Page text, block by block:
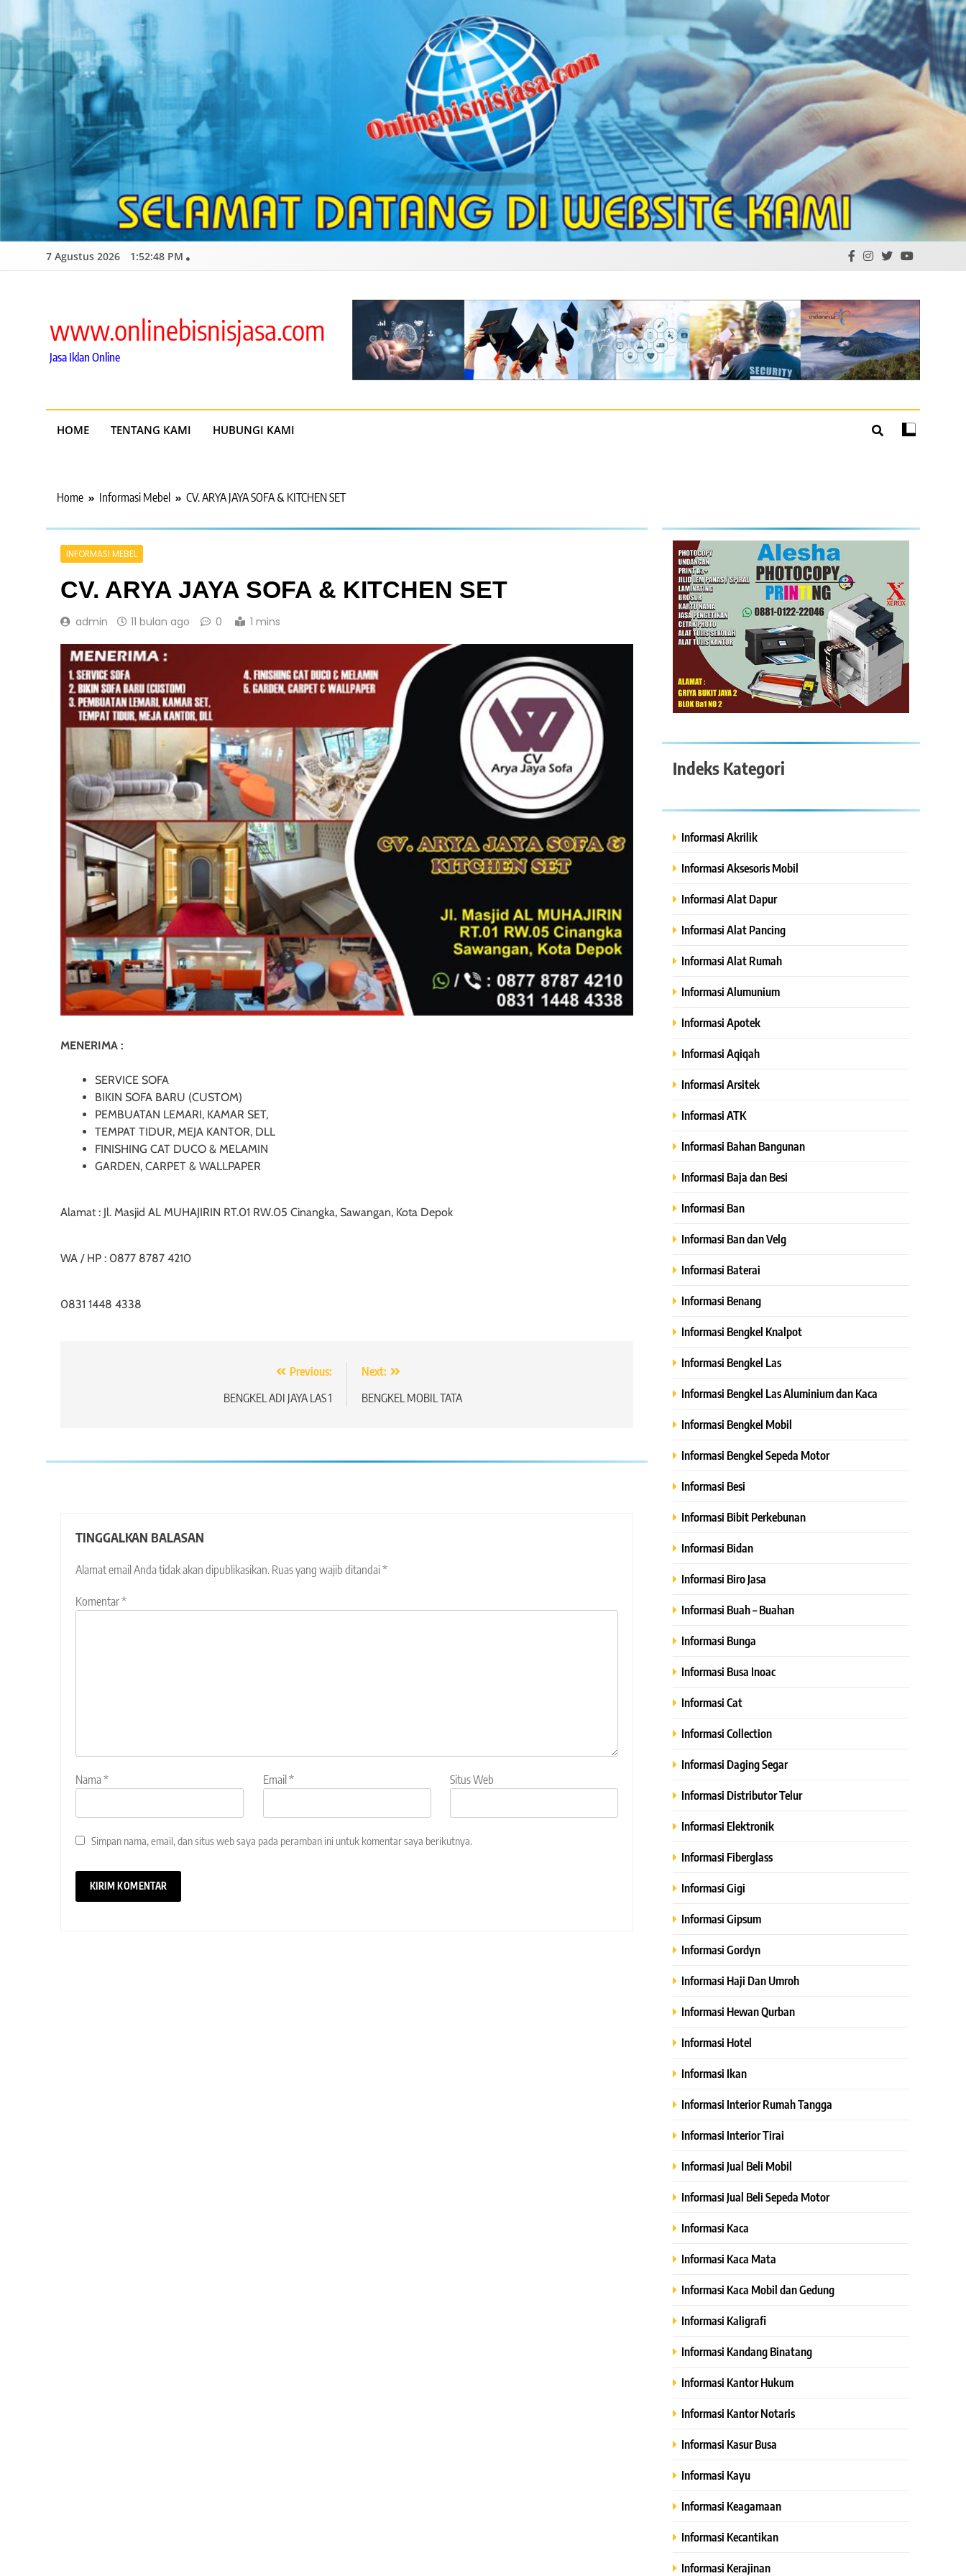
content
7 Agustus 2026 1:52:49 PM
www.onlinebisnisjasa.com
Jasa Iklan Online
HOME TENTANG KAMI HUBUNGI KAMI
Home Informasi Mebel CV. ARYA JAYA SOFA & KITCHEN SET
INFORMASI MEBEL
CV. ARYA JAYA SOFA & KITCHEN SET
admin 11 bulan ago 0 1 mins
MENERIMA :
SERVICE SOFA
BIKIN SOFA BARU (CUSTOM)
PEMBUATAN LEMARI, KAMAR SET,
TEMPAT TIDUR, MEJA KANTOR, DLL
FINISHING CAT DUCO & MELAMIN
GARDEN, CARPET & WALLPAPER
Alamat : Jl. Masjid AL MUHAJIRIN RT.01 RW.05 Cinangka, Sawangan, Kota Depok
WA / HP : 0877 8787 4210
0831 1448 4338
Previous:
BENGKEL ADI JAYA LAS 1
Next:
BENGKEL MOBIL TATA
TINGGALKAN BALASAN
Alamat email Anda tidak akan dipublikasikan. Ruas yang wajib ditandai*
Komentar*
Nama* Email* Situs Web
Simpan nama, email, dan situs web saya pada peramban ini untuk komentar saya berikutnya.
Indeks Kategori
Informasi Akrilik
Informasi Aksesoris Mobil
Informasi Alat Dapur
Informasi Alat Pancing
Informasi Alat Rumah
Informasi Alumunium
Informasi Apotek
Informasi Aqiqah
Informasi Arsitek
Informasi ATK
Informasi Bahan Bangunan
Informasi Baja dan Besi
Informasi Ban
Informasi Ban dan Velg
Informasi Baterai
Informasi Benang
Informasi Bengkel Knalpot
Informasi Bengkel Las
Informasi Bengkel Las Aluminium dan Kaca
Informasi Bengkel Mobil
Informasi Bengkel Sepeda Motor
Informasi Besi
Informasi Bibit Perkebunan
Informasi Bidan
Informasi Biro Jasa
Informasi Buah – Buahan
Informasi Bunga
Informasi Busa Inoac
Informasi Cat
Informasi Collection
Informasi Daging Segar
Informasi Distributor Telur
Informasi Elektronik
Informasi Fiberglass
Informasi Gigi
Informasi Gipsum
Informasi Gordyn
Informasi Haji Dan Umroh
Informasi Hewan Qurban
Informasi Hotel
Informasi Ikan
Informasi Interior Rumah Tangga
Informasi Interior Tirai
Informasi Jual Beli Mobil
Informasi Jual Beli Sepeda Motor
Informasi Kaca
Informasi Kaca Mata
Informasi Kaca Mobil dan Gedung
Informasi Kaligrafi
Informasi Kandang Binatang
Informasi Kantor Hukum
Informasi Kantor Notaris
Informasi Kasur Busa
Informasi Kayu
Informasi Keagamaan
Informasi Kecantikan
Informasi Kerajinan